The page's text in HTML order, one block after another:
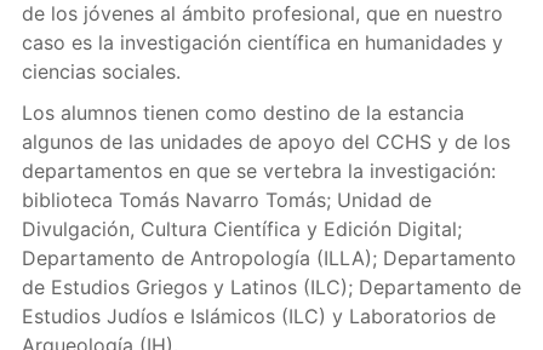
de los jóvenes al ámbito profesional, que en nuestro
caso es la investigación científica en humanidades y
ciencias sociales.
Los alumnos tienen como destino de la estancia
algunos de las unidades de apoyo del CCHS y de los
departamentos en que se vertebra la investigación:
biblioteca Tomás Navarro Tomás; Unidad de
Divulgación, Cultura Científica y Edición Digital;
Departamento de Antropología (ILLA); Departamento
de Estudios Griegos y Latinos (ILC); Departamento de
Estudios Judíos e Islámicos (ILC) y Laboratorios de
Arqueología (IH).